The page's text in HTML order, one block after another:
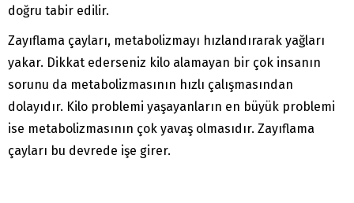
doğru tabir edilir.
Zayıflama çayları, metabolizmayı hızlandırarak yağları
yakar. Dikkat ederseniz kilo alamayan bir çok insanın
sorunu da metabolizmasının hızlı çalışmasından
dolayıdır. Kilo problemi yaşayanların en büyük problemi
ise metabolizmasının çok yavaş olmasıdır. Zayıflama
çayları bu devrede işe girer.